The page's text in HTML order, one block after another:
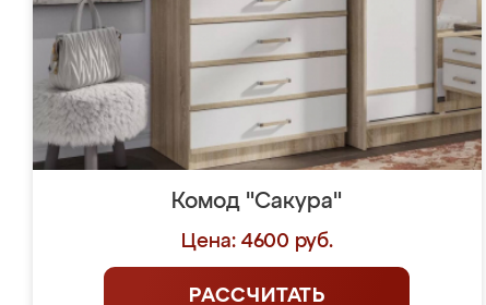
Комод "Сакура"
Цена: 4600 руб.
РАССЧИТАТЬ